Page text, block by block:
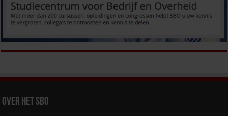
Over het SBO